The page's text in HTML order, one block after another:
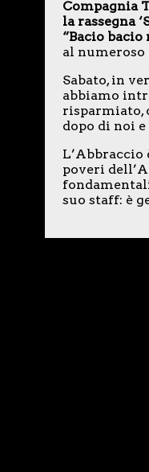
Compagnia
la rassegna
“Bacio
al numeroso
Sabato, in
abbiamo
risparmiato,
dopo di noi
L’Abbraccio
poveri
suo staff: è